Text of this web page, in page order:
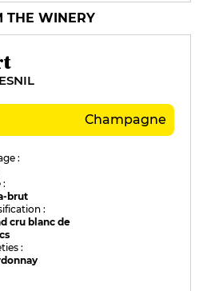
THE WINERY
Champagne
:
:
brut
:
cru blanc de
: